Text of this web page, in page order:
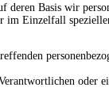
Basis wir
Einzelfall
oder